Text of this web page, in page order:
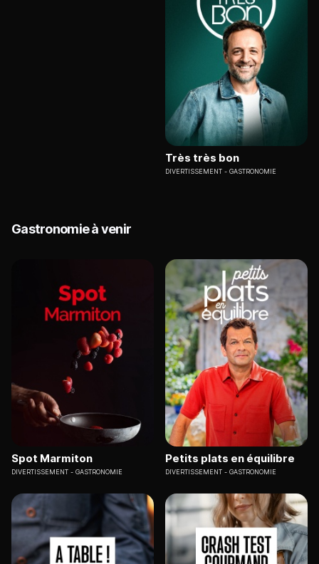
Très très bon
DIVERTISSEMENT GASTRONOMIE
Gastronomie à venir
Spot Marmiton
DIVERTISSEMENT GASTRONOMIE
Petits plats en équilibre
DIVERTISSEMENT GASTRONOMIE